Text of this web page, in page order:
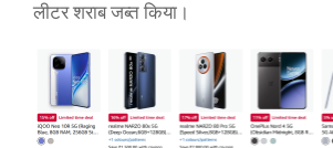
लीटर शराब जब्त किया।